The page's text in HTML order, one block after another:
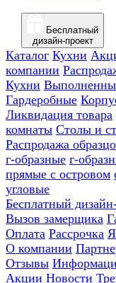
Бесплатный
дизайн-проект
Каталог Кухни
компании
Кухни
Гардеробные
Ликвидация товара
комнаты Столы и
Распродажа
г-образные г-
прямые с островом
угловые
Бесплатный
Вызов замерщика
Оплата Рассрочка
О компании
Отзывы
Акции Новости